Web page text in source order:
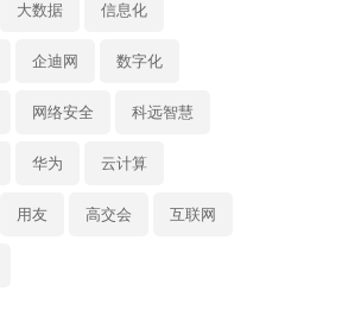
大数据 信息化
企迪网 数字化
网络安全 科远智慧
华为 云计算
用友 高交会 互联网